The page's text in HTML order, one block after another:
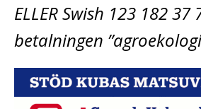
ELLER Swish 123 182 37
betalningen